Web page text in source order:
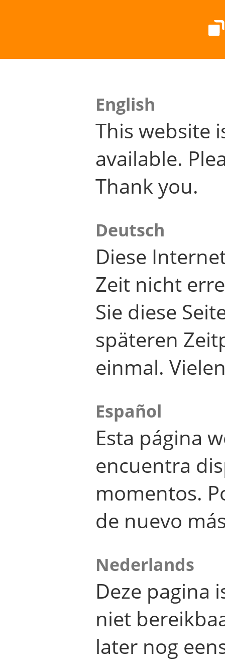
English
This website
available.
Thank you.
Deutsch
Diese
Zeit nicht
Sie diese
späteren
einmal.
Español
Esta página
encuentra
momentos.
de nuevo
Nederlands
Deze pagina
niet
later nog